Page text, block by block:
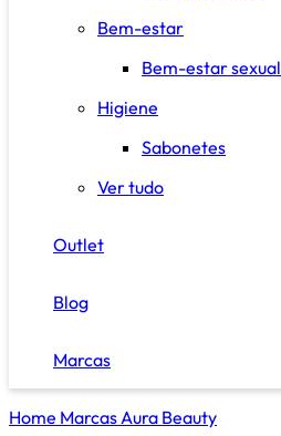
Bem-estar
Bem-estar sexual
Higiene
Sabonetes
Ver tudo
Outlet
Blog
Marcas
Home Marcas Aura Beauty